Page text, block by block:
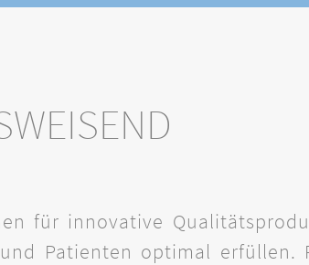
für innovative
Patienten optimal erfüllen.